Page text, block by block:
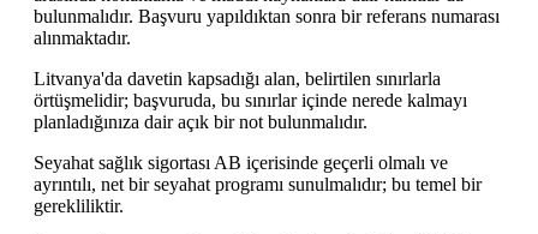
bulunmalıdır. Başvuru yapıldıktan sonra bir referans numarası
alınmaktadır.
Litvanya'da davetin kapsadığı alan, belirtilen sınırlarla
örtüşmelidir; başvuruda, bu sınırlar içinde nerede kalmayı
planladığınıza dair açık bir not bulunmalıdır.
Seyahat sağlık sigortası AB içerisinde geçerli olmalı ve
ayrıntılı, net bir seyahat programı sunulmalıdır; bu temel bir
gerekliliktir.